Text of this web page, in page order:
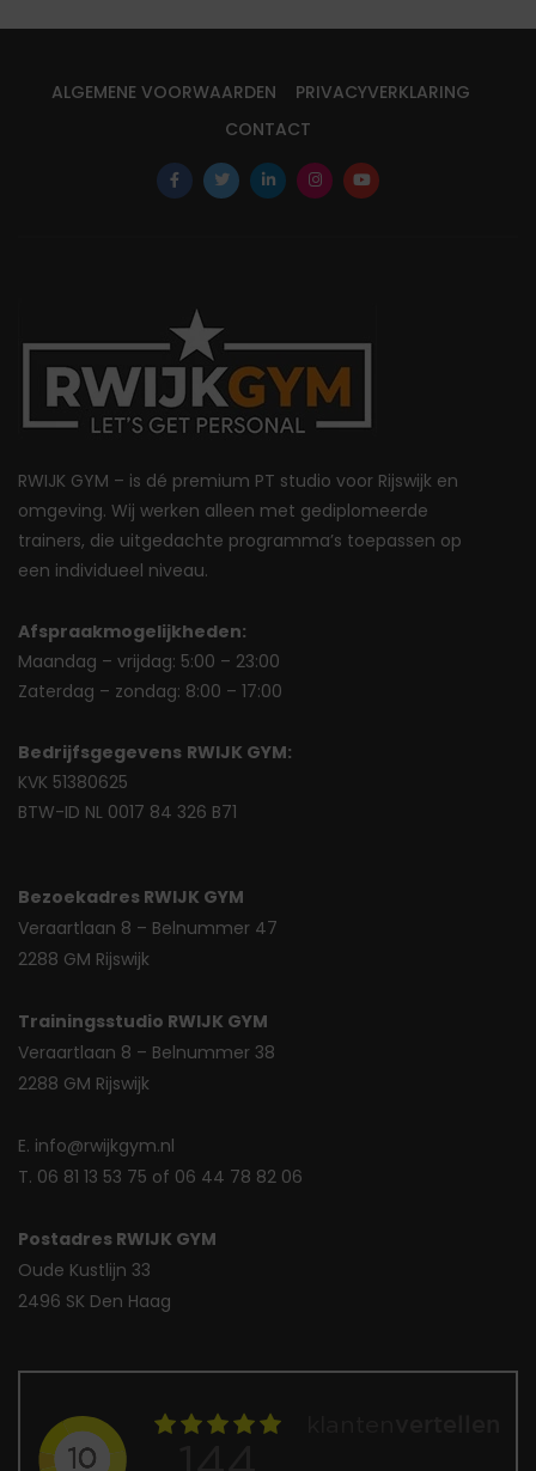
ALGEMENE VOORWAARDEN
PRIVACYVERKLARING
CONTACT
RWIJK GYM – is dé premium PT studio voor Rijswijk en
omgeving. Wij werken alleen met gediplomeerde
trainers, die uitgedachte programma’s toepassen op
een individueel niveau.
Afspraakmogelijkheden:
Maandag – vrijdag: 5:00 – 23:00
Zaterdag – zondag: 8:00 – 17:00
Bedrijfsgegevens RWIJK GYM:
KVK 51380625
BTW-ID NL 0017 84 326 B71
Bezoekadres RWIJK GYM
Veraartlaan 8 – Belnummer 47
2288 GM Rijswijk
Trainingsstudio RWIJK GYM
Veraartlaan 8 – Belnummer 38
2288 GM Rijswijk
E. info@rwijkgym.nl
T. 06 81 13 53 75 of 06 44 78 82 06
Postadres RWIJK GYM
Oude Kustlijn 33
2496 SK Den Haag